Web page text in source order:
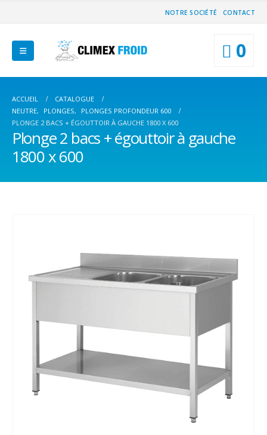
NOTRE SOCIÉTÉ CONTACT
0
ACCUEIL
CATALOGUE
NEUTRE, PLONGES,
PLONGES PROFONDEUR 600
PLONGE 2 BACS + ÉGOUTTOIR À GAUCHE 1800 X 600
Plonge 2 bacs + égouttoir à gauche
1800 x 600